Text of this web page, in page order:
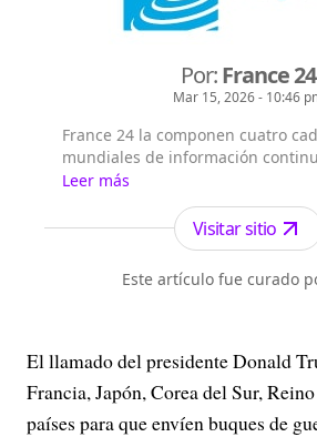
Por:France 24
Mar 15, 2026 - 10:46
France 24 la componen cuatro
mundiales de información
árabe, inglés y español), que
355 millones de hogares en los 5
France 24 cuenta con 61,2
telespectadores semanales
en 67 países de los 183 en los
menos una de las cadenas) y es
Leer más
Visitar sitio
Este artículo fue curado
El llamado del presidente Donald
Francia, Japón, Corea del Sur,
países para que envíen buques de